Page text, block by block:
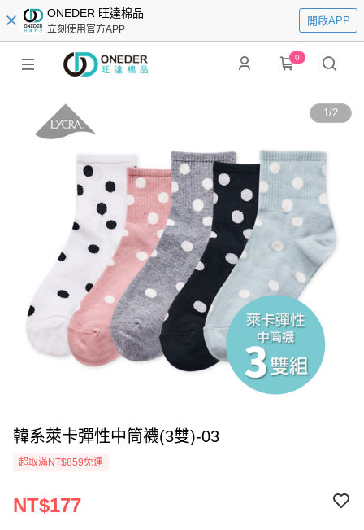
ONEDER 旺達棉品
立刻使用官方APP
開啟APP
0
1/2
韓系萊卡彈性中筒襪(3雙)-03
超取滿NT$859免運
NT$177